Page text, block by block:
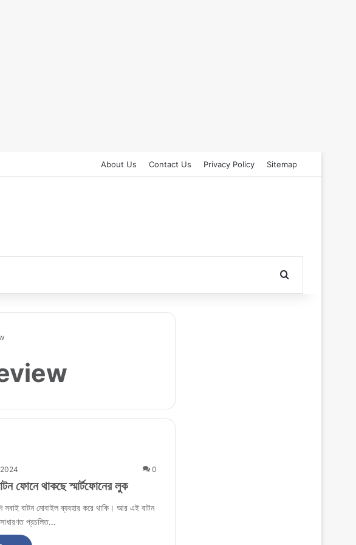
About Us Contact Us Privacy Policy Sitemap
0
ফোনে থাকছে স্মার্টফোনের লুক
সবাই বাটন মোবাইল ব্যবহার করে থাকি। আর এই বাটন
প্রচলিত…